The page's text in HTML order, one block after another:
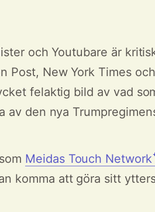
och Youtubare är
Post, New York Times
felaktig bild av vad
av den nya
som Meidas Touch
komma att göra sitt